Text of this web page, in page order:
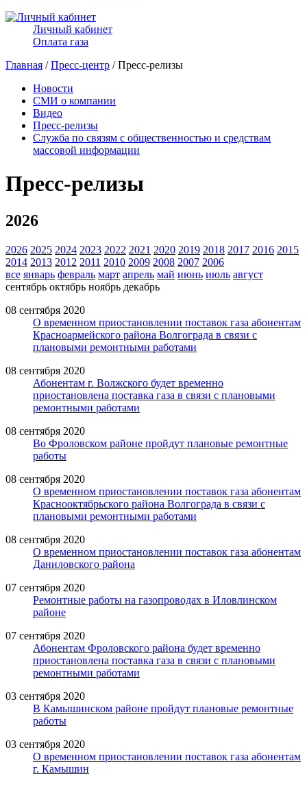
Личный кабинет
Оплата газа
Главная /Пресс-центр / Пресс-релизы
Новости
СМИ о компании
Видео
Пресс-релизы
Служба по связям с общественностью и средствам
массовой информации
Пресс-релизы
2026
2026 2025 2024 2023 2022 2021 2020 2019 2018 2017 2016 2015
2014 2013 2012 2011 2010 2009 2008 2007 2006
все январь февраль март апрель май июнь июль август
сентябрь октябрь ноябрь декабрь
08 сентября 2020
О временном приостановлении поставок газа абонентам
Красноармейского района Волгограда в связи с
плановыми ремонтными работами
08 сентября 2020
Абонентам г. Волжского будет временно
приостановлена поставка газа в связи с плановыми
ремонтными работами
08 сентября 2020
Во Фроловском районе пройдут плановые ремонтные
работы
08 сентября 2020
О временном приостановлении поставок газа абонентам
Краснооктябрьского района Волгограда в связи с
плановыми ремонтными работами
08 сентября 2020
О временном приостановлении поставок газа абонентам
Даниловского района
07 сентября 2020
Ремонтные работы на газопроводах в Иловлинском
районе
07 сентября 2020
Абонентам Фроловского района будет временно
приостановлена поставка газа в связи с плановыми
ремонтными работами
03 сентября 2020
В Камышинском районе пройдут плановые ремонтные
работы
03 сентября 2020
О временном приостановлении поставок газа абонентам
г. Камышин